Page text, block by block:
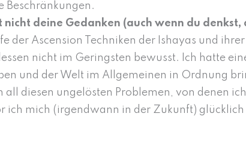
Beschränkungen.
nicht deine Gedanken (auch wenn du denkst,
der Ascension Techniken der Ishayas und
nicht im Geringsten bewusst. Ich hatte
und der Welt im Allgemeinen in Ordnung
diesen ungelösten Problemen, von denen
ich mich (irgendwann in der Zukunft)